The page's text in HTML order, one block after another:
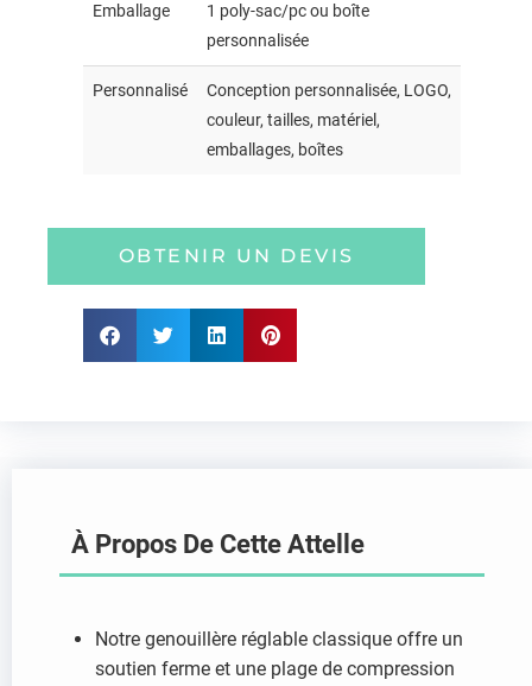
Emballage
1 poly-sac/pc ou boîte
personnalisée
Personnalisé
Conception personnalisée, LOGO,
couleur, tailles, matériel,
emballages, boîtes
OBTENIR UN DEVIS
À Propos De Cette Attelle
Notre genouillère réglable classique offre un
soutien ferme et une plage de compression